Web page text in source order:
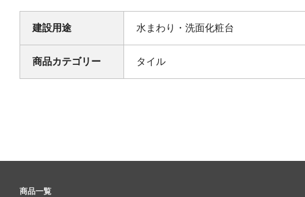
建設用途 水まわり・洗面化粧台
商品カテゴリー タイル
商品一覧